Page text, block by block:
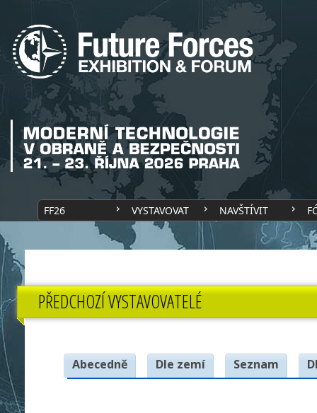
FF26 VYSTAVOVAT NAVŠTÍVIT
PŘEDCHOZÍ VYSTAVOVATELÉ
Abecedně Dle zemí Seznam